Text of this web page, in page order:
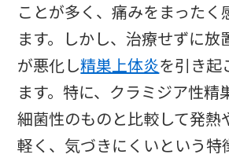
ことが多く、痛みをまったく
ます。しかし、治療せずに放
が悪化し精巣上体炎を引き起
ます。特に、クラミジア性精
細菌性のものと比較して発熱
軽く、気づきにくいという特